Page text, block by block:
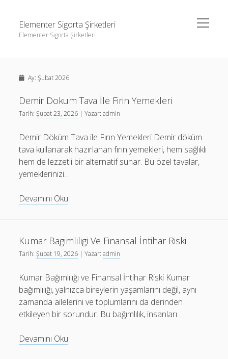
Elementer Sigorta Şirketleri
Elementer Sigorta Şirketleri
menüyü
aç
Instagram Beğeni Çoğaltma
Liste
Retweet Yükseltme Bedava
Sayfa Listesi
gizli hesap hikaye indirme
Instagram Beğeni Çoğaltma
Liste
Retweet Yükseltme Bedava
Sayfa Listesi
Ay:Şubat 2026
Demir Dokum Tava İle Firin Yemekleri
Tarih:Şubat 23, 2026 | Yazar:admin
Demir Döküm Tava ile Fırın Yemekleri Demir döküm
tava kullanarak hazırlanan fırın yemekleri, hem sağlıklı
hem de lezzetli bir alternatif sunar. Bu özel tavalar,
yemeklerinizi…
Devamını Oku
İle
Firin
Yemekleri
Kumar Bagimliligi Ve Finansal İntihar Riski
Tarih:Şubat 19, 2026 | Yazar:admin
Kumar Bağımlılığı ve Finansal İntihar Riski Kumar
bağımlılığı, yalnızca bireylerin yaşamlarını değil, aynı
zamanda ailelerini ve toplumlarını da derinden
etkileyen bir sorundur. Bu bağımlılık, insanları…
Devamını Oku